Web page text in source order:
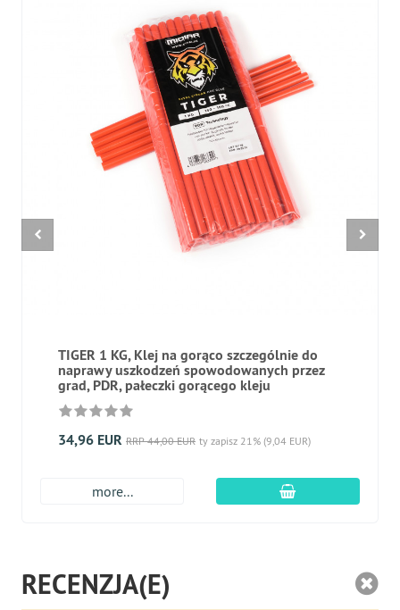
TIGER 1 KG, Klej na gorąco szczególnie do
naprawy uszkodzeń spowodowanych przez
grad, PDR, pałeczki gorącego kleju
34,96 EUR RRP 44,00 EUR ty zapisz 21% (9,04 EUR)
more... dodaj do
RECENZJA(E)